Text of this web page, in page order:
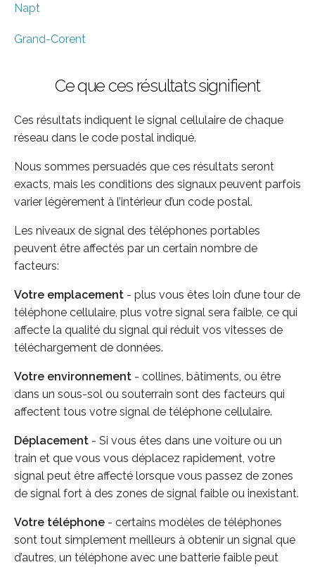
Napt
Grand-Corent
Ce que ces résultats signifient
Ces résultats indiquent le signal cellulaire de chaque
réseau dans le code postal indiqué.
Nous sommes persuadés que ces résultats seront
exacts, mais les conditions des signaux peuvent parfois
varier légèrement à l’intérieur d’un code postal.
Les niveaux de signal des téléphones portables
peuvent être affectés par un certain nombre de
facteurs:
Votre emplacement - plus vous êtes loin d’une tour de
téléphone cellulaire, plus votre signal sera faible, ce qui
affecte la qualité du signal qui réduit vos vitesses de
téléchargement de données.
Votre environnement - collines, bâtiments, ou être
dans un sous-sol ou souterrain sont des facteurs qui
affectent tous votre signal de téléphone cellulaire.
Déplacement - Si vous êtes dans une voiture ou un
train et que vous vous déplacez rapidement, votre
signal peut être affecté lorsque vous passez de zones
de signal fort à des zones de signal faible ou inexistant.
Votre téléphone - certains modèles de téléphones
sont tout simplement meilleurs à obtenir un signal que
d’autres, un téléphone avec une batterie faible peut